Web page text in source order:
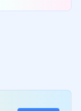
添加企微领